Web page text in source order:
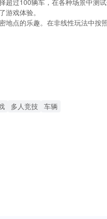
过100辆车，在各种场景中测试
戏体验。
地点的乐趣。在非线性玩法中按
和环境音效增强了真实性。每辆
中脱颖而出。凭借其广阔的开
游戏体验。对于那些希望最大化
多人竞技 车辆